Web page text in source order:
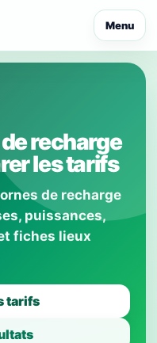
Menu
recharge
les tarifs
de recharge
puissances,
fiches lieux
tarifs